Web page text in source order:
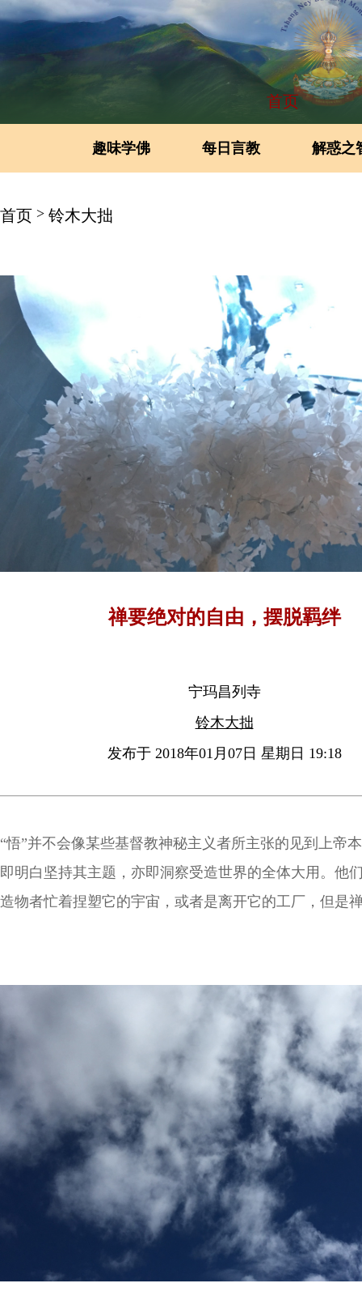
首页
趣味学佛 每日言教 解惑之
首页 > 铃木大拙
禅要绝对的自由，摆脱羁绊
宁玛昌列寺
铃木大拙
发布于 2018年01月07日 星期日 19:18
“悟”并不会像某些基督教神秘主义者所主张的见到上帝
即明白坚持其主题，亦即洞察受造世界的全体大用。他
造物者忙着捏塑它的宇宙，或者是离开它的工厂，但是